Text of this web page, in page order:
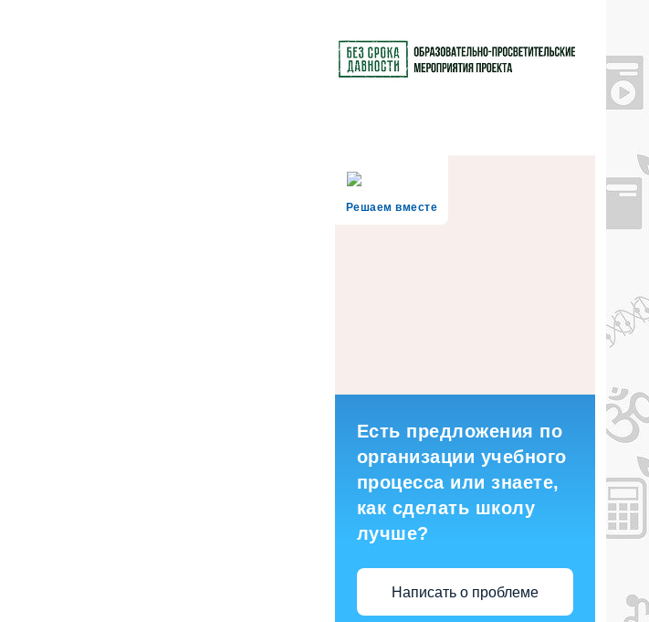
Решаем вместе
Есть предложения по
организации учебного
процесса или знаете,
как сделать школу
лучше?
Написать о проблеме